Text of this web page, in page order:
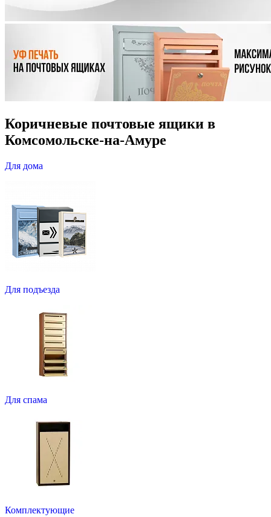
Коричневые почтовые ящики в
Комсомольске-на-Амуре
Для дома
Для подъезда
Для спама
Комплектующие